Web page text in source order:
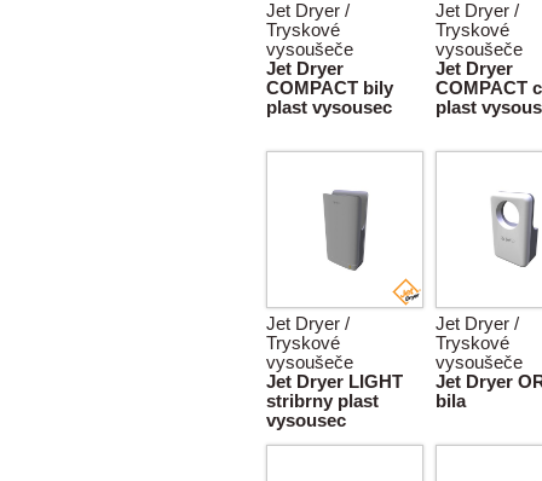
Jet Dryer /
Tryskové
vysoušeče
Jet Dryer
COMPACT bily
plast vysousec
Jet Dryer /
Tryskové
vysoušeče
Jet Dryer
COMPACT
plast
Jet Dryer /
Tryskové
vysoušeče
Jet Dryer LIGHT
stribrny plast
vysousec
Jet Dryer /
Tryskové
vysoušeče
Jet Dryer
bila